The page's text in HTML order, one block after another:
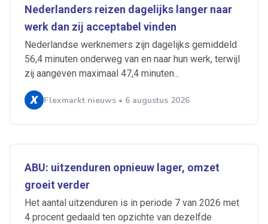
Nederlanders reizen dagelijks langer naar
werk dan zij acceptabel vinden
Nederlandse werknemers zijn dagelijks gemiddeld
56,4 minuten onderweg van en naar hun werk, terwijl
zij aangeven maximaal 47,4 minuten...
Flexmarkt nieuws • 6 augustus 2026
ABU: uitzenduren opnieuw lager, omzet
groeit verder
Het aantal uitzenduren is in periode 7 van 2026 met
4 procent gedaald ten opzichte van dezelfde